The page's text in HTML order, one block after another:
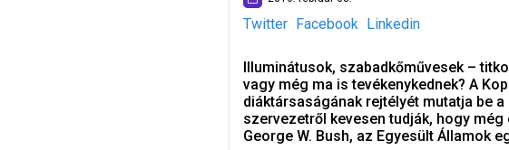
Twitter Facebook Linkedin
Illuminátusok, szabadkőművesek –
vagy még ma is tevékenykednek? A
diáktársaságának rejtélyét mutatja be
szervezetről kevesen tudják, hogy
George W. Bush, az Egyesült Államok